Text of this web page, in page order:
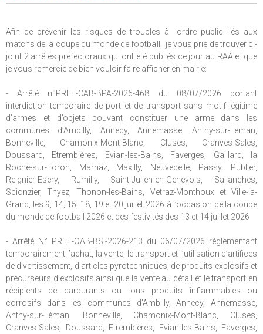
Afin de prévenir les risques de troubles à l'ordre public liés aux
matchs de la coupe du monde de football, je vous prie de trouver ci-
joint 2 arrêtés préfectoraux qui ont été publiés ce jour au RAA et que
je vous remercie de bien vouloir faire afficher en mairie:
- Arrêté n°PREF-CAB-BPA-2026-468 du 08/07/2026 portant
interdiction temporaire de port et de transport sans motif légitime
d’armes et d’objets pouvant constituer une arme dans les
communes d’Ambilly, Annecy, Annemasse, Anthy-sur-Léman,
Bonneville, Chamonix-Mont-Blanc, Cluses, Cranves-Sales,
Doussard, Etrembières, Evian-les-Bains, Faverges, Gaillard, la
Roche-sur-Foron, Marnaz, Maxilly, Neuvecelle, Passy, Publier,
Reignier-Esery, Rumilly, Saint-Julien-en-Genevois, Sallanches,
Scionzier, Thyez, Thonon-les-Bains, Vetraz-Monthoux et Ville-la-
Grand, les 9, 14, 15, 18, 19 et 20 juillet 2026 à l’occasion de la coupe
du monde de football 2026 et des festivités des 13 et 14 juillet 2026
- Arrêté N° PREF-CAB-BSI-2026-213 du 06/07/2026 réglementant
temporairement l’achat, la vente, le transport et l’utilisation d’artifices
de divertissement, d’articles pyrotechniques, de produits explosifs et
précurseurs d’explosifs ainsi que la vente au détail et le transport en
récipients de carburants ou tous produits inflammables ou
corrosifs dans les communes d’Ambilly, Annecy, Annemasse,
Anthy-sur-Léman, Bonneville, Chamonix-Mont-Blanc, Cluses,
Cranves-Sales, Doussard, Etrembières, Evian-les-Bains, Faverges,